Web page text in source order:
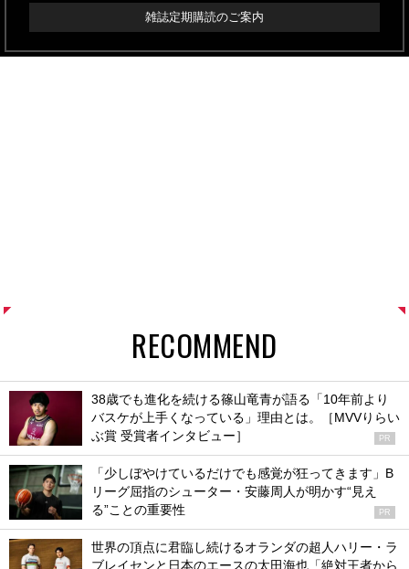
雑誌定期購読のご案内
RECOMMEND
38歳でも進化を続ける篠山竜青が語る「10年前より
バスケが上手くなっている」理由とは。［MVVりらい
ぶ賞 受賞者インタビュー］
PR
「少しぼやけているだけでも感覚が狂ってきます」B
リーグ屈指のシューター・安藤周人が明かす“見え
る”ことの重要性
PR
世界の頂点に君臨し続けるオランダの超人ハリー・ラ
ブレイセンと日本のエースの太田海也「絶対王者から